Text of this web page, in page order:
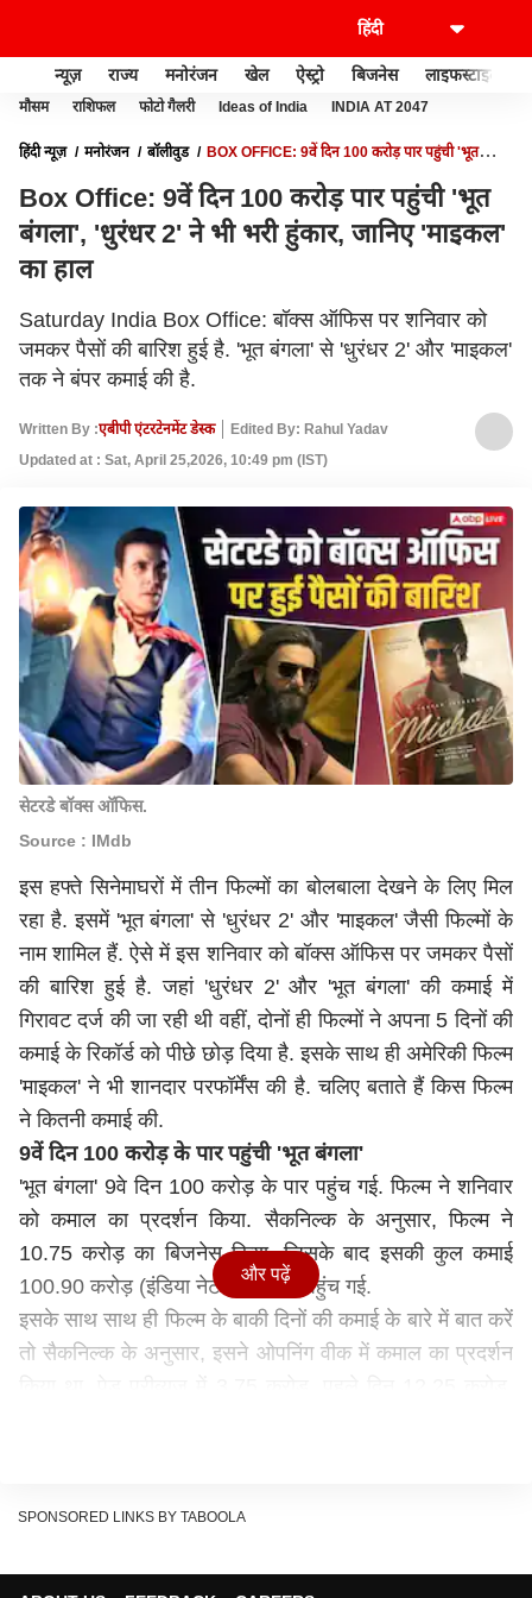
न्यूज़ राज्य मनोरंजन खेल ऐस्ट्रो बिजनेस लाइफस्टाइल
मौसम राशिफल फोटो गैलरी Ideas of India INDIA AT 2047
हिंदी न्यूज़ मनोरंजन बॉलीवुड
BOX OFFICE: 9वें दिन 100 करोड़ पार पहुंची 'भूत
Box Office: 9वें दिन 100 करोड़ पार पहुंची 'भूत
बंगला', 'धुरंधर 2' ने भी भरी हुंकार, जानिए 'माइकल'
का हाल
Saturday India Box Office: बॉक्स ऑफिस पर शनिवार को
जमकर पैसों की बारिश हुई है. 'भूत बंगला' से 'धुरंधर 2' और 'माइकल'
तक ने बंपर कमाई की है.
Written By :एबीपी एंटरटेनमेंट डेस्क
Edited By: Rahul Yadav
Updated at : Sat, April 25,2026, 10:49 pm (IST)
सेटरडे बॉक्स ऑफिस.
Source : IMdb
इस हफ्ते सिनेमाघरों में तीन फिल्मों का बोलबाला देखने के लिए मिल
रहा है. इसमें 'भूत बंगला' से 'धुरंधर 2' और 'माइकल' जैसी फिल्मों के
नाम शामिल हैं. ऐसे में इस शनिवार को बॉक्स ऑफिस पर जमकर पैसों
की बारिश हुई है. जहां 'धुरंधर 2' और 'भूत बंगला' की कमाई में
गिरावट दर्ज की जा रही थी वहीं, दोनों ही फिल्मों ने अपना 5 दिनों की
कमाई के रिकॉर्ड को पीछे छोड़ दिया है. इसके साथ ही अमेरिकी फिल्म
'माइकल' ने भी शानदार परफॉर्मेंस की है. चलिए बताते हैं किस फिल्म
ने कितनी कमाई की.
9वें दिन 100 करोड़ के पार पहुंची 'भूत बंगला'
'भूत बंगला' 9वे दिन 100 करोड़ के पार पहुंच गई. फिल्म ने शनिवार
को कमाल का प्रदर्शन किया. सैकनिल्क के अनुसार, फिल्म ने
10.75 करोड़ का बिजनेस किया, जिसके बाद इसकी कुल कमाई
100.90 करोड़ (इंडिया नेट कलेक्शन) पहुंच गई.
इसके साथ साथ ही फिल्म के बाकी दिनों की कमाई के बारे में बात करें
तो सैकनिल्क के अनुसार, इसने ओपनिंग वीक में कमाल का प्रदर्शन
में 84.40 करोड़ की कमाई की थी. वहीं, दूसरे वीक में भी शानदार
और पढ़ें
SPONSORED LINKS BY TABOOLA